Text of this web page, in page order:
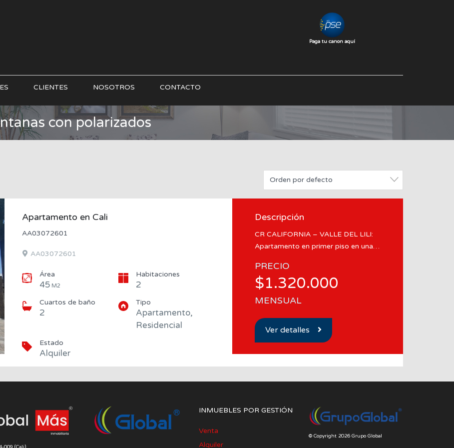
Paga tu canon aquí
CLIENTES NOSOTROS CONTACTO
con polarizados
Orden por defecto
Apartamento en Cali
AA03072601
AA03072601
Área
45 M2
Habitaciones
2
Cuartos de baño
2
Tipo
Apartamento,
Residencial
Estado
Alquiler
Descripción
CR CALIFORNIA – VALLE DEL LILI:
Apartamento en primer piso en una…
PRECIO
$1.320.000
MENSUAL
Ver detalles
009 (Cali)
INMUEBLES POR GESTIÓN
Venta
Alquiler
© Copyright 2026 Grupo Global